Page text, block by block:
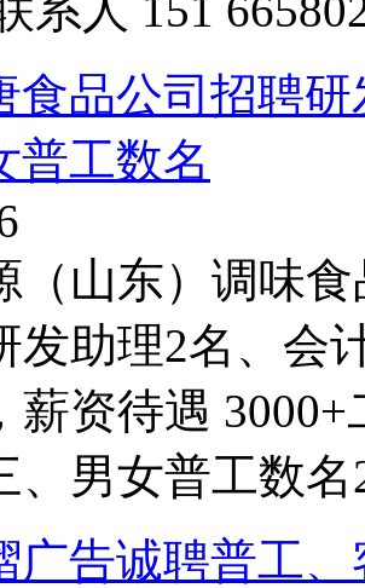
食品公司招聘
普工数名
（山东）调味
发助理2名、会
薪资待遇
、男女普工数名
广告诚聘普工